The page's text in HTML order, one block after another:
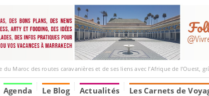
caravanières et de ses liens avec l’Afrique de l’Ouest, grâce à l’espace
Agenda Le Blog Actualités Les Carnets de